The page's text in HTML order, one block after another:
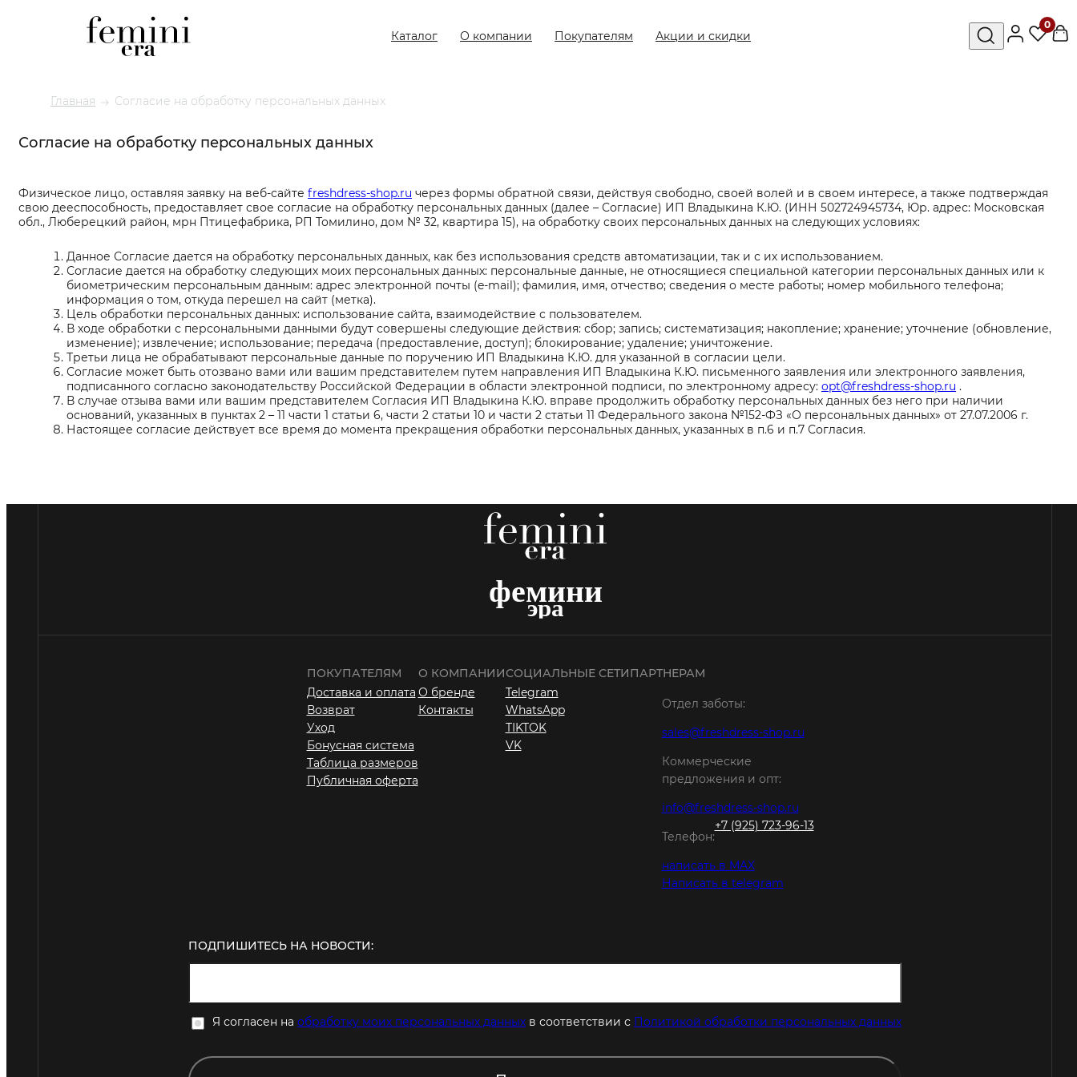
Каталог О компании Покупателям Акции и скидки
0
Главная Согласие на обработку персональных данных
Согласие на обработку персональных данных
Физическое лицо, оставляя заявку на веб-сайте freshdress-shop.ru через формы обратной связи, действуя свободно, своей волей и в своем интересе, а также подтверждая
свою дееспособность, предоставляет свое согласие на обработку персональных данных (далее – Согласие) ИП Владыкина К.Ю. (ИНН 502724945734, Юр. адрес: Московская
обл., Люберецкий район, мрн Птицефабрика, РП Томилино, дом № 32, квартира 15), на обработку своих персональных данных на следующих условиях:
Данное Согласие дается на обработку персональных данных, как без использования средств автоматизации, так и с их использованием.
Согласие дается на обработку следующих моих персональных данных: персональные данные, не относящиеся специальной категории персональных данных или к
биометрическим персональным данным: адрес электронной почты (e-mail); фамилия, имя, отчество; сведения о месте работы; номер мобильного телефона;
информация о том, откуда перешел на сайт (метка).
Цель обработки персональных данных: использование сайта, взаимодействие с пользователем.
В ходе обработки с персональными данными будут совершены следующие действия: сбор; запись; систематизация; накопление; хранение; уточнение (обновление,
изменение); извлечение; использование; передача (предоставление, доступ); блокирование; удаление; уничтожение.
Третьи лица не обрабатывают персональные данные по поручению ИП Владыкина К.Ю. для указанной в согласии цели.
Согласие может быть отозвано вами или вашим представителем путем направления ИП Владыкина К.Ю. письменного заявления или электронного заявления,
подписанного согласно законодательству Российской Федерации в области электронной подписи, по электронному адресу: opt@freshdress-shop.ru .
В случае отзыва вами или вашим представителем Согласия ИП Владыкина К.Ю. вправе продолжить обработку персональных данных без него при наличии
оснований, указанных в пунктах 2 – 11 части 1 статьи 6, части 2 статьи 10 и части 2 статьи 11 Федерального закона №152-ФЗ «О персональных данных» от 27.07.2006 г.
Настоящее согласие действует все время до момента прекращения обработки персональных данных, указанных в п.6 и п.7 Согласия.
ПОКУПАТЕЛЯМ
Доставка и оплата
Возврат
Уход
Бонусная система
Таблица размеров
Публичная оферта
О КОМПАНИИ
О бренде
Контакты
СОЦИАЛЬНЫЕ СЕТИ
Telegram
WhatsApp
TIKTOK
VK
ПАРТНЕРАМ
Отдел заботы:
sales@freshdress-shop.ru
Коммерческие
предложения и опт:
info@freshdress-shop.ru
Телефон:
+7 (925) 723-96-13
написать в MAX
Написать в telegram
ПОДПИШИТЕСЬ НА НОВОСТИ:
Я согласен на обработку моих персональных данных в соответствии с Политикой обработки персональных данных